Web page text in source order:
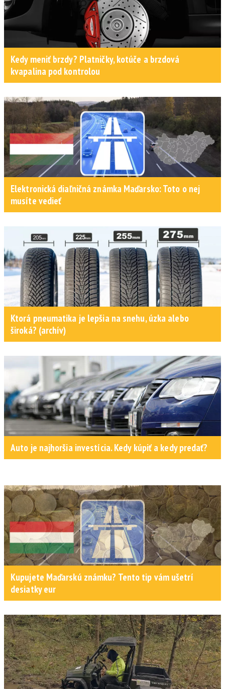
Kedy meniť brzdy? Platničky, kotúče a brzdová
kvapalina pod kontrolou
Elektronická diaľničná známka Maďarsko: Toto o nej
musíte vedieť
Ktorá pneumatika je lepšia na snehu, úzka alebo
široká? (archív)
Auto je najhoršia investícia. Kedy kúpiť a kedy predať?
Kupujete Maďarskú známku? Tento tip vám ušetrí
desiatky eur